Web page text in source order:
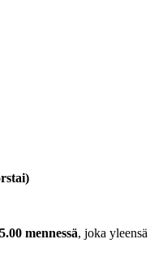
mennessä, joka yleensä